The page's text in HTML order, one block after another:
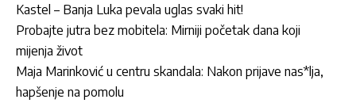
Kastel – Banja Luka pevala uglas svaki hit!
Probajte jutra bez mobitela: Mirniji početak dana koji
mijenja život
Maja Marinković u centru skandala: Nakon prijave nas*lja,
hapšenje na pomolu